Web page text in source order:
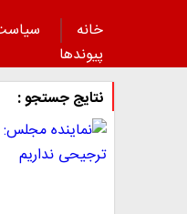
خانه
پیوند‌ها
نتایج جستجو :